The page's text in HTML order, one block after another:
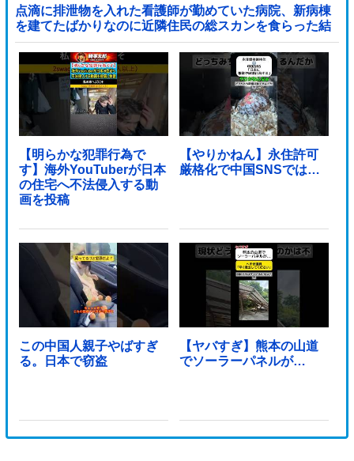
点滴に排泄物を入れた看護師が勤めていた病院、新病棟
を建てたばかりなのに近隣住民の総スカンを食らった結
果……他
【明らかな犯罪行為で
す】海外YouTuberが日本
の住宅へ不法侵入する動
画を投稿
【やりかねん】永住許可
厳格化で中国SNSでは…
この中国人親子やばすぎ
る。日本で窃盗
【ヤバすぎ】熊本の山道
でソーラーパネルが…